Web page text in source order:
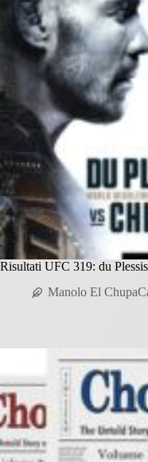
Risultati UFC 319: du
Manolo El